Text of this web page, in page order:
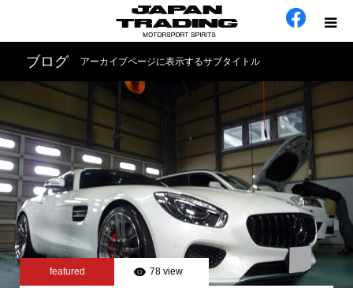
ブログ アーカイブページに表示するサブタイトル
featured 78 view
ホーム
在庫車
会社概要
カテゴリー
工場日誌